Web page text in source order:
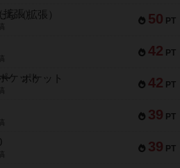
50 PT
（拡張）
42 PT
42 PT
ー ポケット
39 PT
39 PT